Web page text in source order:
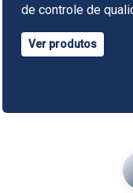
de controle de
Ver produtos